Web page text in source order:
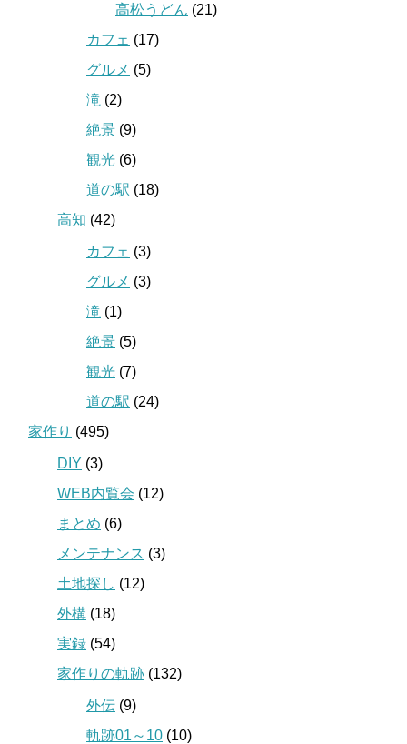
高松うどん (21)
カフェ (17)
グルメ (5)
滝 (2)
絶景 (9)
観光 (6)
道の駅 (18)
高知 (42)
カフェ (3)
グルメ (3)
滝 (1)
絶景 (5)
観光 (7)
道の駅 (24)
家作り (495)
DIY (3)
WEB内覧会 (12)
まとめ (6)
メンテナンス (3)
土地探し (12)
外構 (18)
実録 (54)
家作りの軌跡 (132)
外伝 (9)
軌跡01～10 (10)